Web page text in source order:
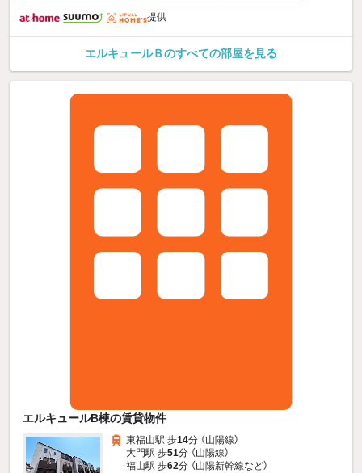
提供
エルキュールＢのすべての部屋を見る
エルキュールB棟の賃貸物件
東福山駅 歩14分 （山陽線）
大門駅 歩51分 （山陽線）
福山駅 歩62分 （山陽新幹線など）